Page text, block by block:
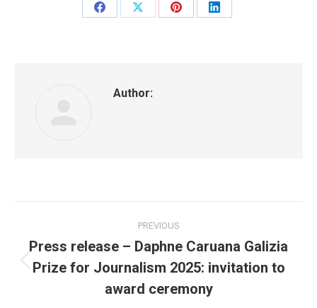
Share
Share
Share
Share
Author:
navigation
PREVIOUS
Previous
post:
Press release – Daphne Caruana Galizia
Prize for Journalism 2025: invitation to
award ceremony